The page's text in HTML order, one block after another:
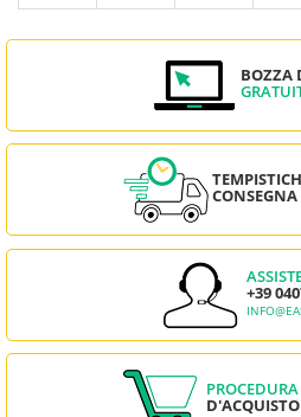
BOZZA
+39
PROCEDURA